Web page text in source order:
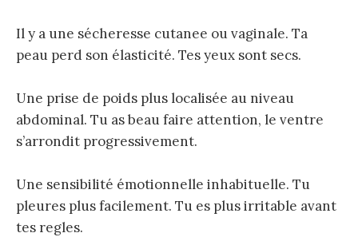
Il y a une sécheresse cutanee ou vaginale. Ta
peau perd son élasticité. Tes yeux sont secs.
Une prise de poids plus localisée au niveau
abdominal. Tu as beau faire attention, le ventre
s’arrondit progressivement.
Une sensibilité émotionnelle inhabituelle. Tu
pleures plus facilement. Tu es plus irritable avant
tes regles.